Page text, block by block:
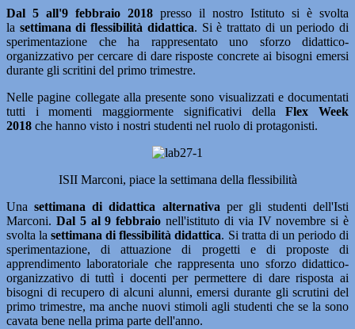
Dal 5 all'9 febbraio 2018 presso il nostro Istituto si è svolta
la settimana di flessibilità didattica. Si è trattato di un periodo di
sperimentazione che ha rappresentato uno sforzo didattico-
organizzativo per cercare di dare risposte concrete ai bisogni emersi
durante gli scritini del primo trimestre.
Nelle pagine collegate alla presente sono visualizzati e documentati
tutti i momenti maggiormente significativi dellaFlex Week
2018 che hanno visto i nostri studenti nel ruolo di protagonisti.
ISII Marconi, piace la settimana della flessibilità
Unasettimana di didattica alter­nativa per gli studenti dell'Isti
Mar­coni. Dal 5 al 9 febbraio nell'istitu­to di via IV novembre si è
svolta lasettimana di flessibilità didattica. Si tratta di un periodo di
sperimenta­zione, di attuazione di progetti e di proposte di
apprendimento laboratoriale che rappresenta uno sfor­zo didattico-
organizzativo di tuttì i docenti per permettere di dare ri­sposta ai
bisogni di recupero di al­cuni alunni, emersi durante gli scrutini del
primo trimestre, ma an­che nuovi stimoli agli studenti che se la sono
cavata bene nella prima parte dell'anno.